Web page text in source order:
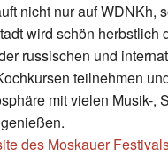
nicht nur auf WDNKh,
wird schön herbstlich
russischen und
teilnehmen
mit vielen Musik-,
des Moskauer